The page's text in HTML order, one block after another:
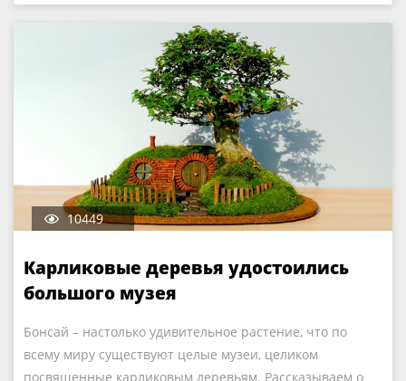
10449
Карликовые деревья удостоились
большого музея
Бонсай – настолько удивительное растение, что по
всему миру существуют целые музеи, целиком
посвященные карликовым деревьям. Рассказываем о